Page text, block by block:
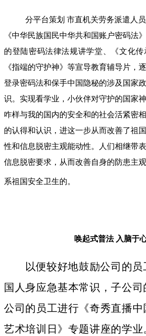
分平台策划 市直机关劳务派遣人
《中华民族国民中华共和国账户密码法
的登陆密码法律法规讲学堂、《文化传
《指端的守护神》等宣导教育辅导片，
登录密码法和保手中国隐秘的涉及国家
识。实现看学业，小伙伴对守护的国家
咋样与我的国内的安全和的社会活紧密
的认得和认识，进这一步从而改善了祖
性和信息脱密主观能动性。人们相继带
信息脱密要求，从而改善自身的防患主
系祖国安全卫生的。
唤起式普法 入脑于
以便较好地鼓励公司的
国人身应急基本常识，子公
公司的员工进行《奇秀直播
艺术培训日》专题讲座的学